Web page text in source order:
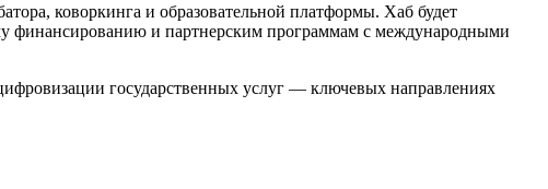
коворкинга и образовательной платформы. Хаб будет
финансированию и партнерским программам с международными
государственных услуг — ключевых направлениях